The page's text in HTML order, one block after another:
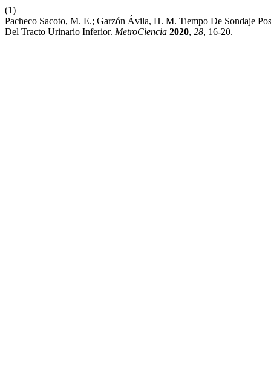
(1)
Pacheco Sacoto, M. E.; Garzón Ávila, H. M. Tiempo De Sondaje
Del Tracto Urinario Inferior. MetroCiencia 2020, 28, 16-20.